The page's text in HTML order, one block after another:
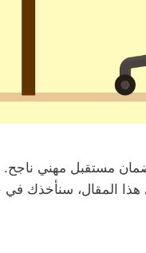
مستقبل مهني
في هذا المقال،